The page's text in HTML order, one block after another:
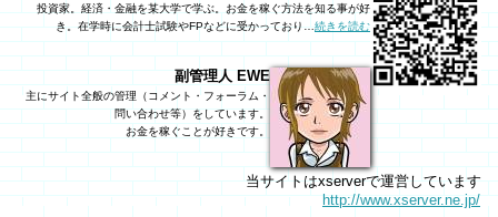
投資家。経済・金融を某大学で学ぶ。お金を稼ぐ方法を知る事が好
き。在学時に会計士試験やFPなどに受かっており…続きを読む
副管理人 EWE
主にサイト全般の管理（コメント・フォーラム・
問い合わせ等）をしています。
お金を稼ぐことが好きです。
当サイトはxserverで運営しています
http://www.xserver.ne.jp/